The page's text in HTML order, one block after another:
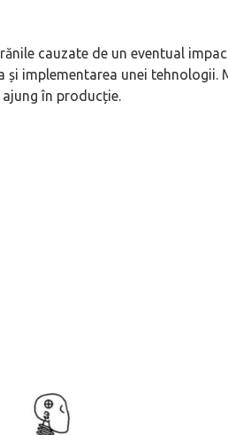
cauzate de un eventual
implementarea unei tehnologii.
în producție.